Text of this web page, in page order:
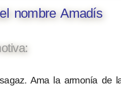
nombre Amadís
Ama la armonía de